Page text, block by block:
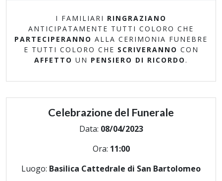
I FAMILIARI RINGRAZIANO
ANTICIPATAMENTE TUTTI COLORO CHE
PARTECIPERANNO ALLA CERIMONIA FUNEBRE
E TUTTI COLORO CHE SCRIVERANNO CON
AFFETTO UN PENSIERO DI RICORDO .
Celebrazione del Funerale
Data: 08/04/2023
Ora: 11:00
Luogo: Basilica Cattedrale di San Bartolomeo